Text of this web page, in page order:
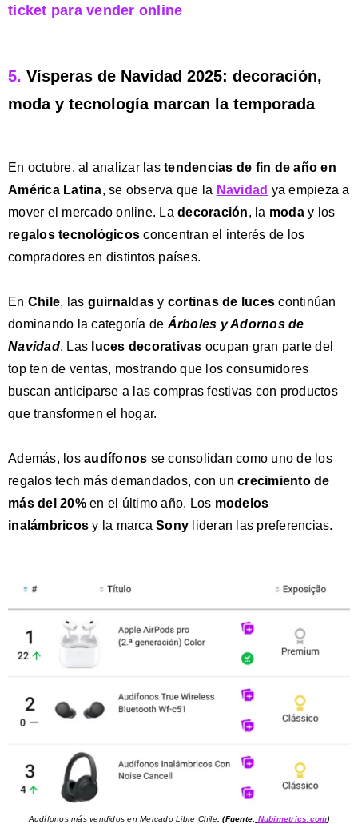
ticket para vender online
5. Vísperas de Navidad 2025: decoración,
moda y tecnología marcan la temporada
En octubre, al analizar las tendencias de fin de año en
América Latina, se observa que la Navidad ya empieza a
mover el mercado online. La decoración, la moda y los
regalos tecnológicos concentran el interés de los
compradores en distintos países.
En Chile, las guirnaldasy cortinas de luces continúan
dominando la categoría de Árboles y Adornos de
Navidad. Las luces decorativas ocupan gran parte del
top ten de ventas, mostrando que los consumidores
buscan anticiparse a las compras festivas con productos
que transformen el hogar.
Además, los audífonos se consolidan como uno de los
regalos tech más demandados, con un crecimiento de
más del 20%en el último año. Los modelos
inalámbricos y la marca Sony lideran las preferencias.
Audífonos más vendidos en Mercado Libre Chile.(Fuente: Nubimetrics.com)